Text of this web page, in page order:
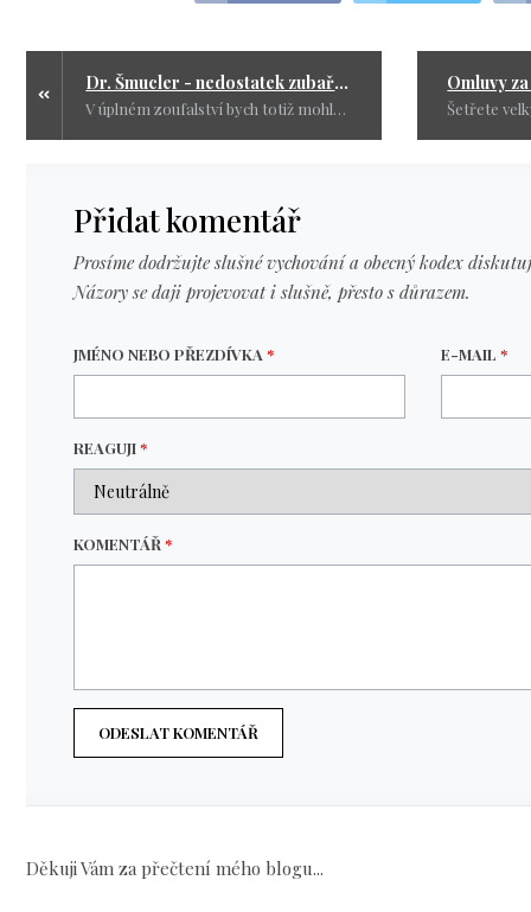
Dr. Šmucler - nedostatek zubařů je jen pocit
V úplném zoufalství bych totiž mohla skončit jako ve středověku u kováře. A protože narkózu mít nebude a já jsem abstinent, asi se budu muset opít tak, že si dřív způsobím otravu alkoholem, než mi ten zub vytrhne.
Přidat komentář
Prosíme dodržujte slušné vychování a obecný kodex
Názory se daji projevovat i slušně, přesto s důrazem.
JMÉNO NEBO PŘEZDÍVKA* E-MAIL*
REAGUJI*
KOMENTÁŘ*
ODESLAT KOMENTÁŘ
Děkuji Vám za přečtení mého blogu...